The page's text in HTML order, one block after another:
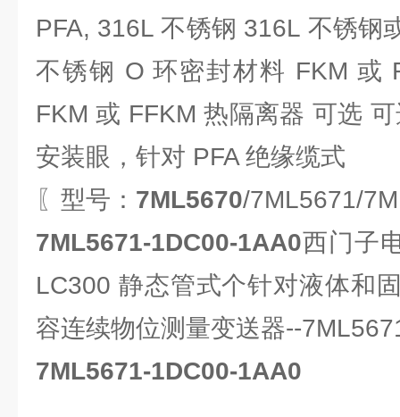
PFA, 316L 不锈钢 316L 不锈钢
不锈钢 O 环密封材料 FKM 或
FKM 或 FFKM 热隔离器 可选
安装眼，针对 PFA 绝缘缆式
〖型号： 7ML5670/7ML5671/
7ML5671-1DC00-1AA0西门子
LC300 静态管式个针对液体和
容连续物位测量变送器--
7ML5671-1DC00-1AA0